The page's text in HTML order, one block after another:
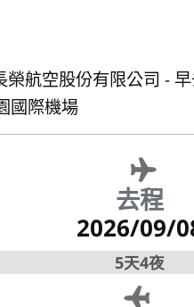
榮航空股份有限公司
國際機場
去程
2026/09/
5天4夜